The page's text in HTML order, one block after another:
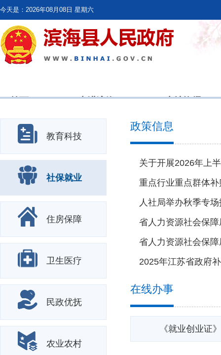
今天是： 2026年08月08日 星期六
首页 走进滨海 本地资讯
教育科技
社保就业
住房保障
卫生医疗
民政优抚
农业农村
政策信息
人社局举办秋季专
在线办事
《就业创业证